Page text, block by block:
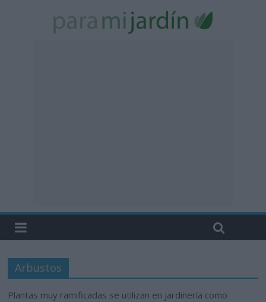
Arbustos
Plantas muy ramificadas se utilizan en jardinería como